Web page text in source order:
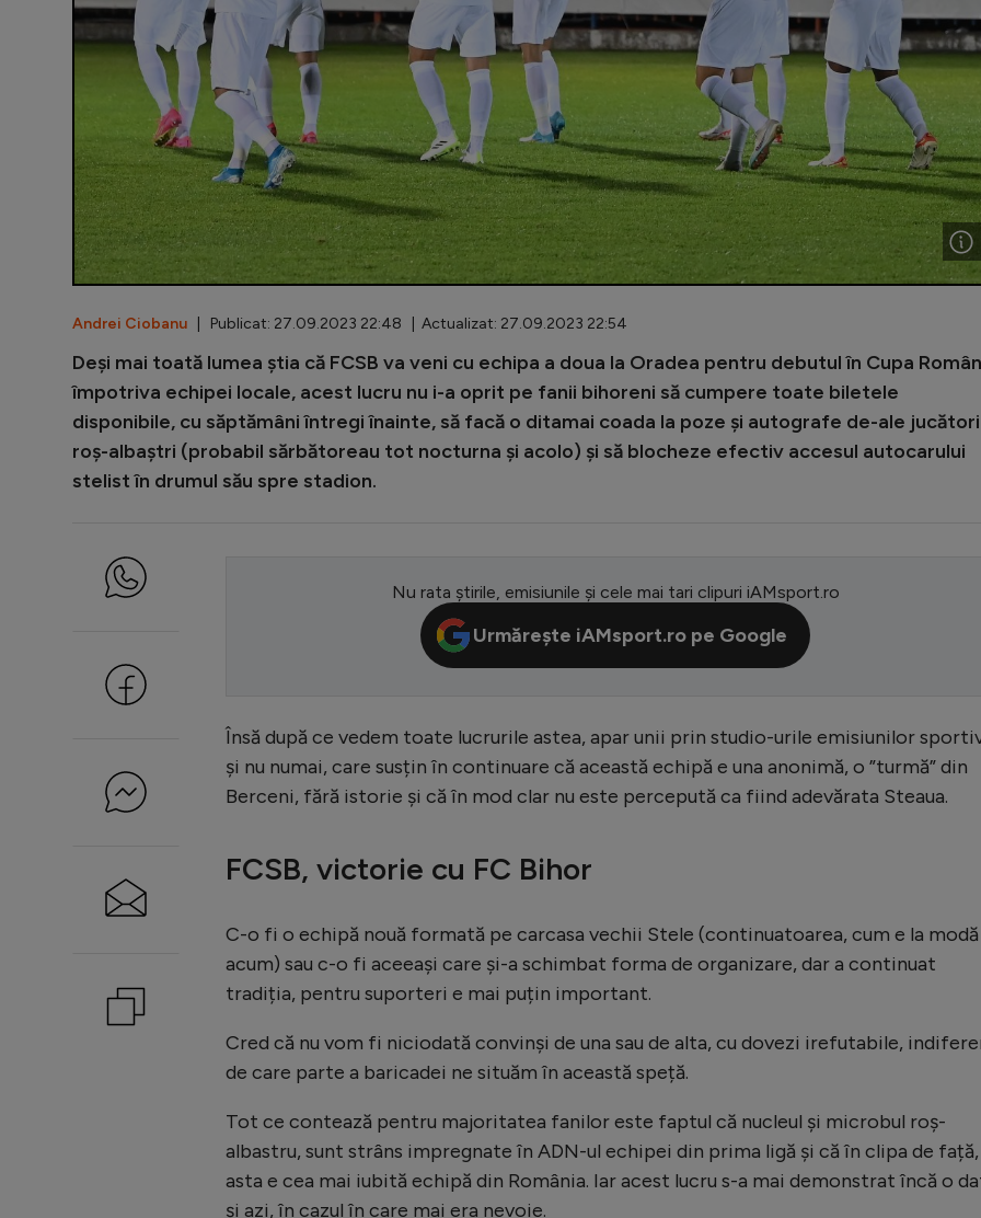
Andrei Ciobanu | Publicat: 27.09.2023 22:48 | Actualizat: 27.09.2023 22:54
Deși mai toată lumea știa că FCSB va veni cu echipa a doua la Oradea pentru debutul în Cupa
împotriva echipei locale, acest lucru nu i-a oprit pe fanii bihoreni să cumpere toate biletele
disponibile, cu săptămâni întregi înainte, să facă o ditamai coada la poze și autografe de-ale
roș-albaștri (probabil sărbătoreau tot nocturna și acolo) și să blocheze efectiv accesul autocarului
stelist în drumul său spre stadion.
Nu rata știrile, emisiunile și cele mai tari clipuri iAMsport.ro
Urmărește iAMsport.ro pe Google
Însă după ce vedem toate lucrurile astea, apar unii prin studio-urile emisiunilor
și nu numai, care susțin în continuare că această echipă e una anonimă, o ”turmă” din
Berceni, fără istorie și că în mod clar nu este percepută ca fiind adevărata Steaua.
FCSB, victorie cu FC Bihor
C-o fi o echipă nouă formată pe carcasa vechii Stele (continuatoarea, cum e la modă
acum) sau c-o fi aceeași care și-a schimbat forma de organizare, dar a continuat
tradiția, pentru suporteri e mai puțin important.
Cred că nu vom fi niciodată convinși de una sau de alta, cu dovezi irefutabile,
de care parte a baricadei ne situăm în această speță.
Tot ce contează pentru majoritatea fanilor este faptul că nucleul și microbul roș-
albastru, sunt strâns impregnate în ADN-ul echipei din prima ligă și că în clipa de față,
asta e cea mai iubită echipă din România. Iar acest lucru s-a mai demonstrat încă o
și azi, în cazul în care mai era nevoie.